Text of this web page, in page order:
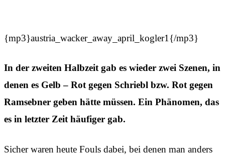
{mp3}austria_wacker_away_april_kogler1{/mp3}
In der zweiten Halbzeit gab es wieder zwei Szenen, in
denen es Gelb – Rot gegen Schriebl bzw. Rot gegen
Ramsebner geben hätte müssen. Ein Phänomen, das
es in letzter Zeit häufiger gab.
Sicher waren heute Fouls dabei, bei denen man anders